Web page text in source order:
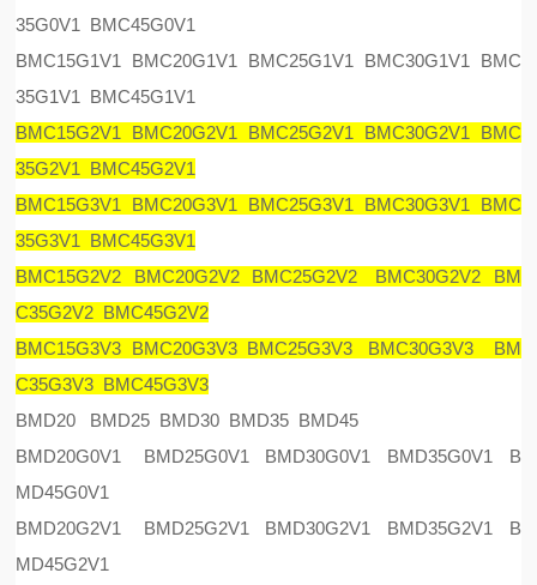
35G0V1 BMC45G0V1
BMC15G1V1 BMC20G1V1 BMC25G1V1 BMC30G1V1 BMC
35G1V1 BMC45G1V1
BMC15G2V1 BMC20G2V1 BMC25G2V1 BMC30G2V1 BMC
35G2V1 BMC45G2V1
BMC15G3V1 BMC20G3V1 BMC25G3V1 BMC30G3V1 BMC
35G3V1 BMC45G3V1
BMC15G2V2 BMC20G2V2 BMC25G2V2 BMC30G2V2 BM
C35G2V2 BMC45G2V2
BMC15G3V3 BMC20G3V3 BMC25G3V3 BMC30G3V3 BM
C35G3V3 BMC45G3V3
BMD20 BMD25 BMD30 BMD35 BMD45
BMD20G0V1 BMD25G0V1 BMD30G0V1 BMD35G0V1 B
MD45G0V1
BMD20G2V1 BMD25G2V1 BMD30G2V1 BMD35G2V1 B
MD45G2V1